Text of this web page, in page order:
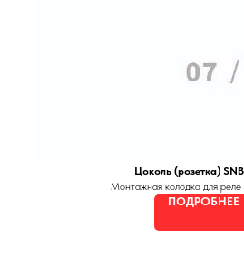
Цоколь (розетка)
Монтажная колодка для
ПОДРОБНЕЕ